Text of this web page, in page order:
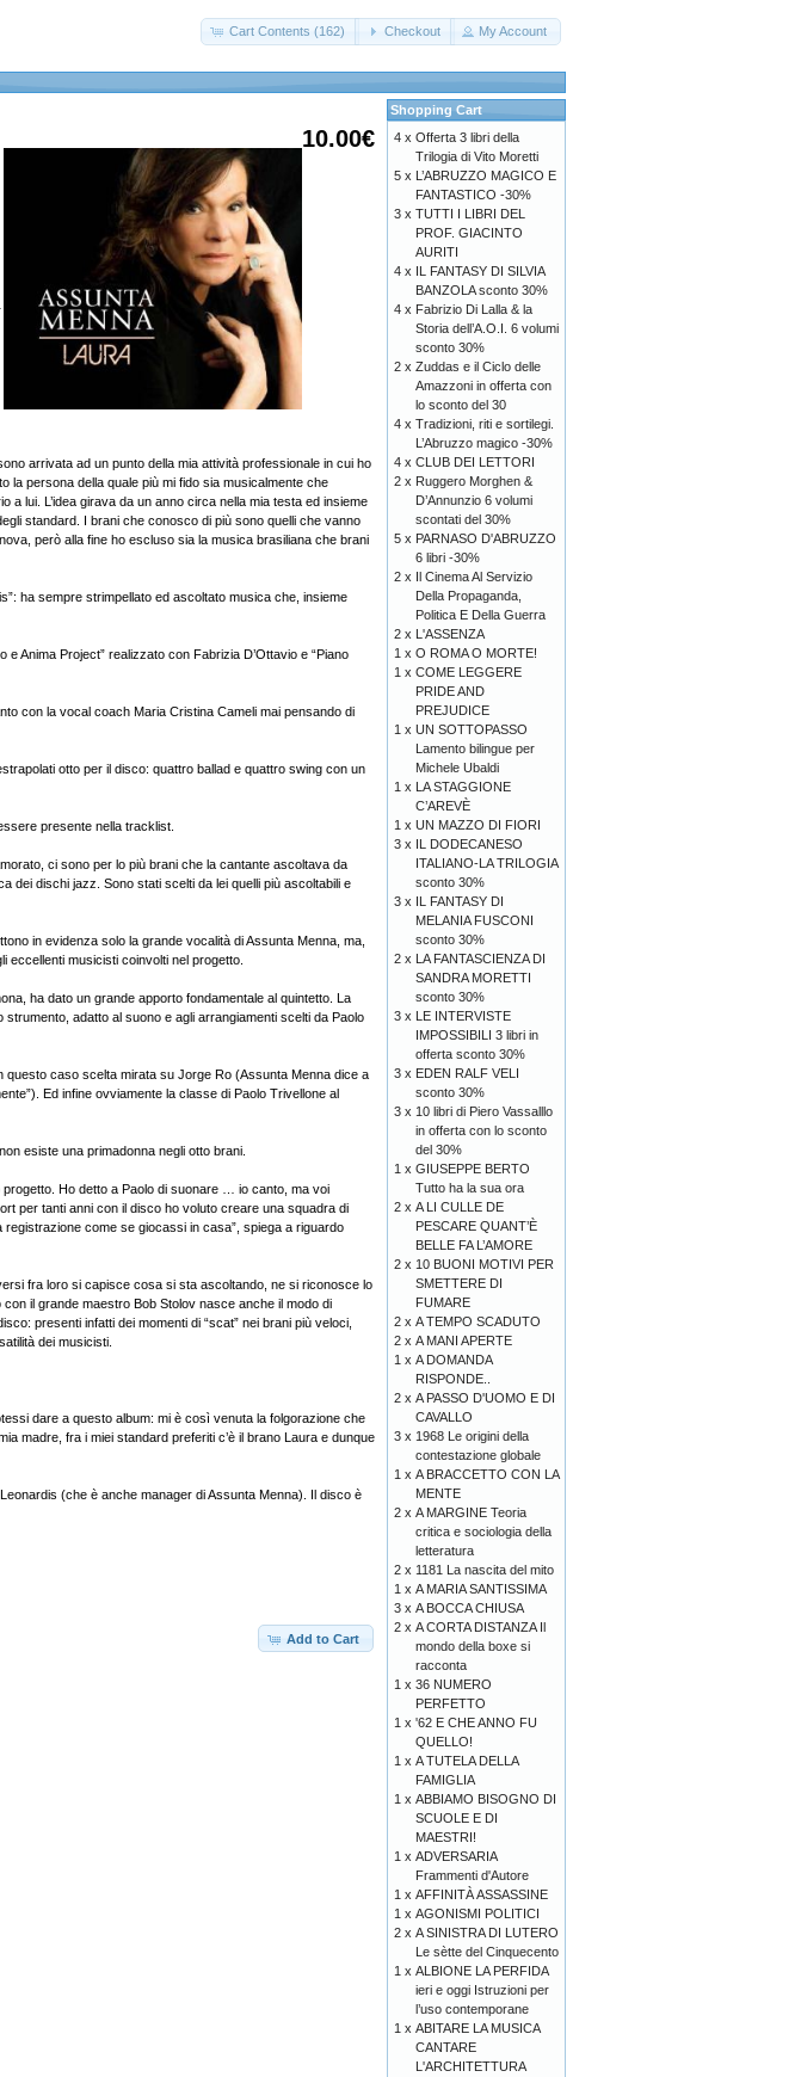
Cart Contents (162) Checkout My Account
10.00€
arrivata ad un punto della mia attività professionale in cui ho
la persona della quale più mi fido sia musicalmente che
lui. L’idea girava da un anno circa nella mia testa ed insieme
standard. I brani che conosco di più sono quelli che vanno
però alla fine ho escluso sia la musica brasiliana che brani
ha sempre strimpellato ed ascoltato musica che, insieme
Anima Project” realizzato con Fabrizia D’Ottavio e “Piano
con la vocal coach Maria Cristina Cameli mai pensando di
otto per il disco: quattro ballad e quattro swing con un
presente nella tracklist.
ci sono per lo più brani che la cantante ascoltava da
dei dischi jazz. Sono stati scelti da lei quelli più ascoltabili e
in evidenza solo la grande vocalità di Assunta Menna, ma,
eccellenti musicisti coinvolti nel progetto.
ha dato un grande apporto fondamentale al quintetto. La
adatto al suono e agli arrangiamenti scelti da Paolo
questo caso scelta mirata su Jorge Ro (Assunta Menna dice a
Ed infine ovviamente la classe di Paolo Trivellone al
esiste una primadonna negli otto brani.
Ho detto a Paolo di suonare … io canto, ma voi
per tanti anni con il disco ho voluto creare una squadra di
come se giocassi in casa”, spiega a riguardo
fra loro si capisce cosa si sta ascoltando, ne si riconosce lo
il grande maestro Bob Stolov nasce anche il modo di
presenti infatti dei momenti di “scat” nei brani più veloci,
dei musicisti.
dare a questo album: mi è così venuta la folgorazione che
madre, fra i miei standard preferiti c’è il brano Laura e dunque
(che è anche manager di Assunta Menna). Il disco è
Add to Cart
Shopping Cart
4 x Offerta 3 libri della
Trilogia di Vito Moretti
5 x L’ABRUZZO MAGICO E
FANTASTICO -30%
3 x TUTTI I LIBRI DEL
PROF. GIACINTO
AURITI
4 x IL FANTASY DI SILVIA
BANZOLA sconto 30%
4 x Fabrizio Di Lalla & la
Storia dell’A.O.I. 6 volumi
sconto 30%
2 x Zuddas e il Ciclo delle
Amazzoni in offerta con
lo sconto del 30
4 x Tradizioni, riti e sortilegi.
L’Abruzzo magico -30%
4 x CLUB DEI LETTORI
2 x Ruggero Morghen &
D’Annunzio 6 volumi
scontati del 30%
5 x PARNASO D'ABRUZZO
6 libri -30%
2 x Il Cinema Al Servizio
Della Propaganda,
Politica E Della Guerra
2 x L'ASSENZA
1 x O ROMA O MORTE!
1 x COME LEGGERE
PRIDE AND
PREJUDICE
1 x UN SOTTOPASSO
Lamento bilingue per
Michele Ubaldi
1 x LA STAGGIONE
C’AREVÈ
1 x UN MAZZO DI FIORI
3 x IL DODECANESO
ITALIANO-LA TRILOGIA
sconto 30%
3 x IL FANTASY DI
MELANIA FUSCONI
sconto 30%
2 x LA FANTASCIENZA DI
SANDRA MORETTI
sconto 30%
3 x LE INTERVISTE
IMPOSSIBILI 3 libri in
offerta sconto 30%
3 x EDEN RALF VELI
sconto 30%
3 x 10 libri di Piero Vassalllo
in offerta con lo sconto
del 30%
1 x GIUSEPPE BERTO
Tutto ha la sua ora
2 x A LI CULLE DE
PESCARE QUANT’È
BELLE FA L’AMORE
2 x 10 BUONI MOTIVI PER
SMETTERE DI
FUMARE
2 x A TEMPO SCADUTO
2 x A MANI APERTE
1 x A DOMANDA
RISPONDE..
2 x A PASSO D'UOMO E DI
CAVALLO
3 x 1968 Le origini della
contestazione globale
1 x A BRACCETTO CON LA
MENTE
2 x A MARGINE Teoria
critica e sociologia della
letteratura
2 x 1181 La nascita del mito
1 x A MARIA SANTISSIMA
3 x A BOCCA CHIUSA
2 x A CORTA DISTANZA Il
mondo della boxe si
racconta
1 x 36 NUMERO
PERFETTO
1 x '62 E CHE ANNO FU
QUELLO!
1 x A TUTELA DELLA
FAMIGLIA
1 x ABBIAMO BISOGNO DI
SCUOLE E DI
MAESTRI!
1 x ADVERSARIA
Frammenti d'Autore
1 x AFFINITÀ ASSASSINE
1 x AGONISMI POLITICI
2 x A SINISTRA DI LUTERO
Le sètte del Cinquecento
1 x ALBIONE LA PERFIDA
ieri e oggi Istruzioni per
l’uso contemporane
1 x ABITARE LA MUSICA
CANTARE
L'ARCHITETTURA